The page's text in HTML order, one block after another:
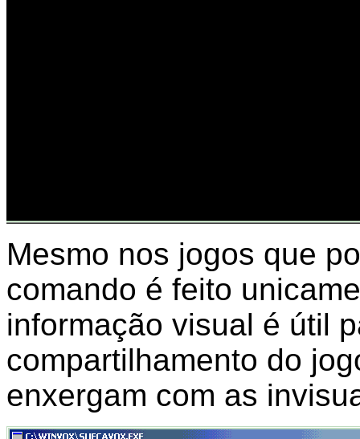
Mesmo nos jogos que
comando é feito
informação visual é útil
compartilhamento do
enxergam com as